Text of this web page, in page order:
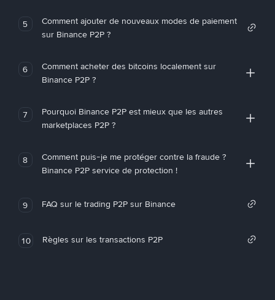
5
Comment ajouter de nouveaux modes de paiement
sur Binance P2P ?
6
Comment acheter des bitcoins localement sur
Binance P2P ?
7
Pourquoi Binance P2P est mieux que les autres
marketplaces P2P ?
8
Comment puis-je me protéger contre la fraude ?
Binance P2P service de protection !
9 FAQ sur le trading P2P sur Binance
10 Règles sur les transactions P2P